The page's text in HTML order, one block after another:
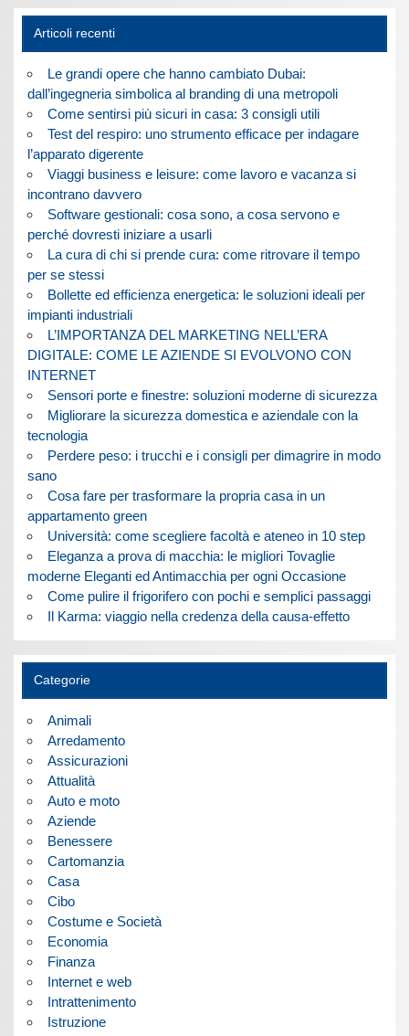
Articoli recenti
Le grandi opere che hanno cambiato Dubai:
dall’ingegneria simbolica al branding di una metropoli
Come sentirsi più sicuri in casa: 3 consigli utili
Test del respiro: uno strumento efficace per indagare
l’apparato digerente
Viaggi business e leisure: come lavoro e vacanza si
incontrano davvero
Software gestionali: cosa sono, a cosa servono e
perché dovresti iniziare a usarli
La cura di chi si prende cura: come ritrovare il tempo
per se stessi
Bollette ed efficienza energetica: le soluzioni ideali per
impianti industriali
L’IMPORTANZA DEL MARKETING NELL’ERA
DIGITALE: COME LE AZIENDE SI EVOLVONO CON
INTERNET
Sensori porte e finestre: soluzioni moderne di sicurezza
Migliorare la sicurezza domestica e aziendale con la
tecnologia
Perdere peso: i trucchi e i consigli per dimagrire in modo
sano
Cosa fare per trasformare la propria casa in un
appartamento green
Università: come scegliere facoltà e ateneo in 10 step
Eleganza a prova di macchia: le migliori Tovaglie
moderne Eleganti ed Antimacchia per ogni Occasione
Come pulire il frigorifero con pochi e semplici passaggi
Il Karma: viaggio nella credenza della causa-effetto
Categorie
Animali
Arredamento
Assicurazioni
Attualità
Auto e moto
Aziende
Benessere
Cartomanzia
Casa
Cibo
Costume e Società
Economia
Finanza
Internet e web
Intrattenimento
Istruzione